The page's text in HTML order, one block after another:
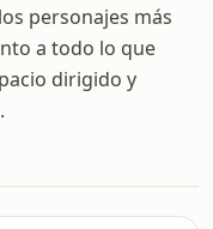
personajes más
a todo lo que
dirigido y